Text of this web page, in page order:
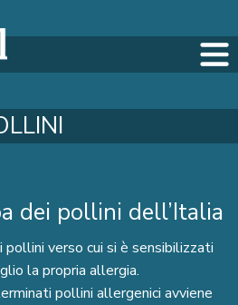
dei pollini dell’Italia
pollini verso cui si è sensibilizzati
la propria allergia.
pollini allergenici avviene